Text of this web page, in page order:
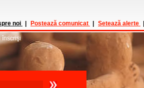
noi Postează comunicat Setează alerte
înscrişi